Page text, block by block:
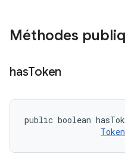
Méthodes
hasToken
public boolean